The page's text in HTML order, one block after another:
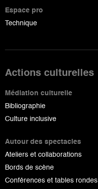
Espace pro
Technique
Actions culturelles
Médiation culturelle
Bibliographie
Culture inclusive
Autour des spectacles
Ateliers et collaborations
Bords de scène
Conférences et tables rondes